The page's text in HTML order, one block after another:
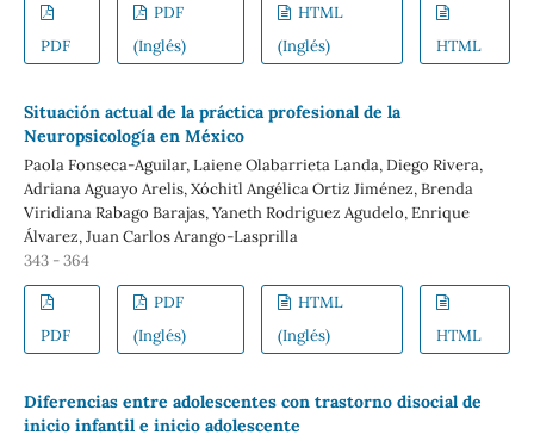
PDF
PDF
(Inglés)
HTML
(Inglés)
HTML
Situación actual de la práctica profesional de la
Neuropsicología en México
Paola Fonseca-Aguilar, Laiene Olabarrieta Landa, Diego Rivera,
Adriana Aguayo Arelis, Xóchitl Angélica Ortiz Jiménez, Brenda
Viridiana Rabago Barajas, Yaneth Rodriguez Agudelo, Enrique
Álvarez, Juan Carlos Arango-Lasprilla
343 - 364
PDF
PDF
(Inglés)
HTML
(Inglés)
HTML
Diferencias entre adolescentes con trastorno disocial de
inicio infantil e inicio adolescente